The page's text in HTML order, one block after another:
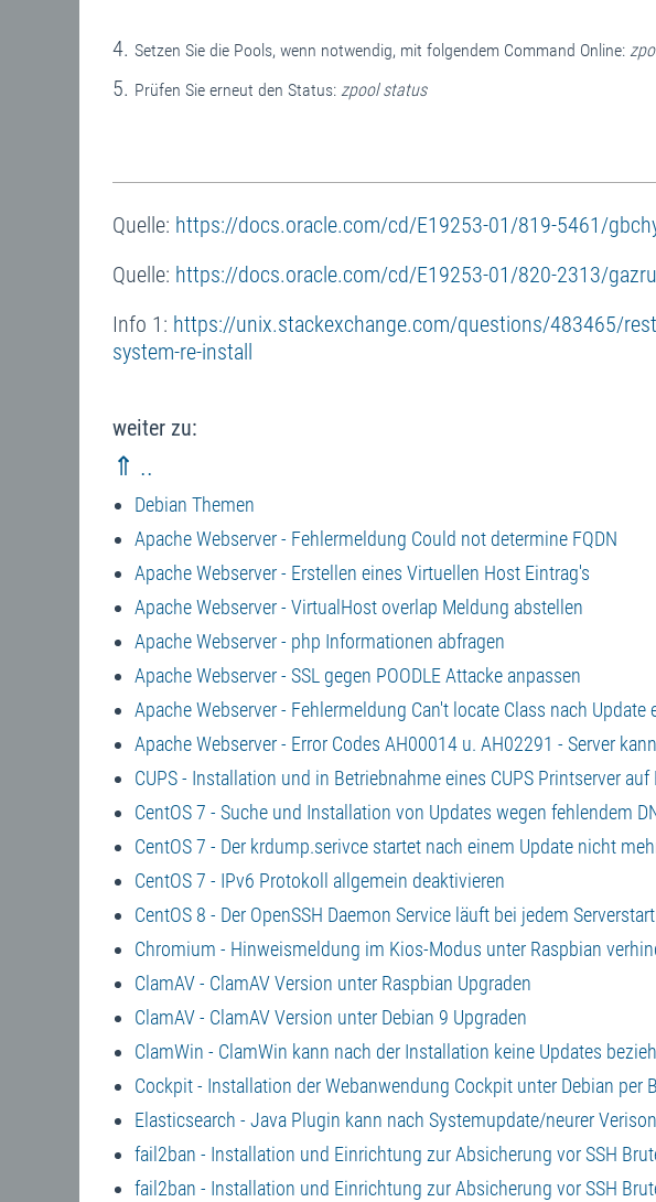
Setzen Sie die Pools, wenn notwendig, mit folgendem Command Online:
Prüfen Sie erneut den Status: zpool status
Quelle: https://docs.oracle.com/cd/E19253-01/819-5461/
Quelle: https://docs.oracle.com/cd/E19253-01/820-2313/
Info 1: https://unix.stackexchange.com/questions/483465/
system-re-install
weiter zu:
⇑ ..
Debian Themen
Apache Webserver - Fehlermeldung Could not determine FQDN
Apache Webserver - Erstellen eines Virtuellen Host Eintrag's
Apache Webserver - VirtualHost overlap Meldung abstellen
Apache Webserver - php Informationen abfragen
Apache Webserver - SSL gegen POODLE Attacke anpassen
Apache Webserver - Fehlermeldung Can't locate Class nach Update
Apache Webserver - Error Codes AH00014 u. AH02291 - Server
CUPS - Installation und in Betriebnahme eines CUPS Printserver
CentOS 7 - Suche und Installation von Updates wegen fehlendem
CentOS 7 - Der krdump.serivce startet nach einem Update nicht
CentOS 7 - IPv6 Protokoll allgemein deaktivieren
CentOS 8 - Der OpenSSH Daemon Service läuft bei jedem
Chromium - Hinweismeldung im Kios-Modus unter Raspbian
ClamAV - ClamAV Version unter Raspbian Upgraden
ClamAV - ClamAV Version unter Debian 9 Upgraden
ClamWin - ClamWin kann nach der Installation keine Updates
Cockpit - Installation der Webanwendung Cockpit unter Debian per
Elasticsearch - Java Plugin kann nach Systemupdate/neurer
fail2ban - Installation und Einrichtung zur Absicherung vor SSH
fail2ban - Installation und Einrichtung zur Absicherung vor SSH